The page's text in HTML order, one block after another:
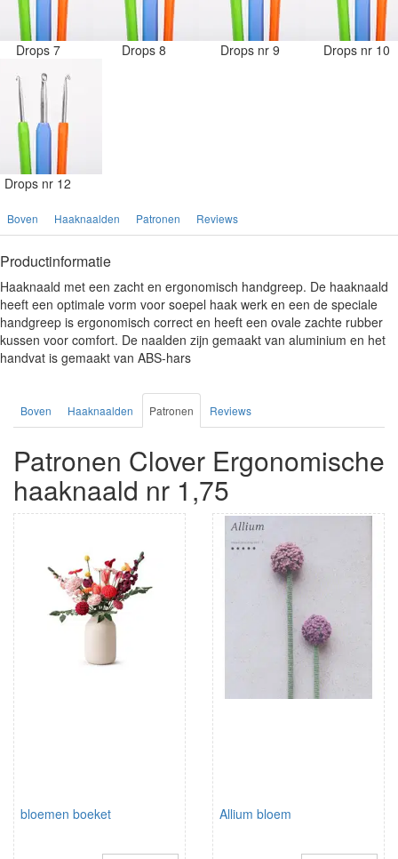
Drops 7 Drops 8 Drops nr 9 Drops nr 10
Drops nr 12
Boven Haaknaalden Patronen Reviews
Productinformatie
Haaknaald met een zacht en ergonomisch handgreep. De haaknaald
heeft een optimale vorm voor soepel haak werk en een de speciale
handgreep is ergonomisch correct en heeft een ovale zachte rubber
kussen voor comfort. De naalden zijn gemaakt van aluminium en het
handvat is gemaakt van ABS-hars
Boven Haaknaalden Patronen Reviews
Patronen Clover Ergonomische
haaknaald nr 1,75
bloemen boeket Allium bloem